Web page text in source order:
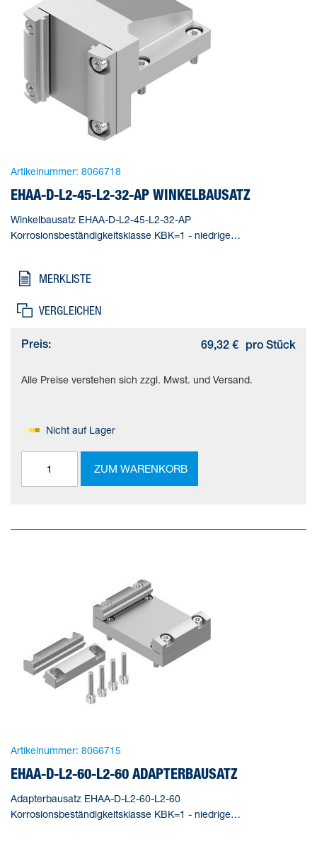
Artikelnummer: 8066718
EHAA-D-L2-45-L2-32-AP WINKELBAUSATZ
Winkelbausatz EHAA-D-L2-45-L2-32-AP
Korrosionsbeständigkeitsklasse KBK=1 - niedrige
MERKLISTE
VERGLEICHEN
Preis: 69,32 € pro Stück
Alle Preise verstehen sich zzgl. Mwst. und Versand.
Nicht auf Lager
ZUM WARENKORB
Artikelnummer: 8066715
EHAA-D-L2-60-L2-60 ADAPTERBAUSATZ
Adapterbausatz EHAA-D-L2-60-L2-60
Korrosionsbeständigkeitsklasse KBK=1 - niedrige